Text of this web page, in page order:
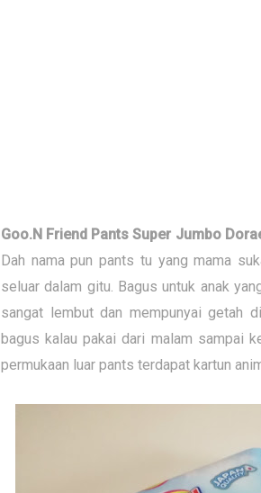
Goo.N Friend Pants Super Jumbo
Dah nama pun pants tu yang mama
seluar dalam gitu. Bagus untuk anak
sangat lembut dan mempunyai getah
bagus kalau pakai dari malam sampai
permukaan luar pants terdapat kartun